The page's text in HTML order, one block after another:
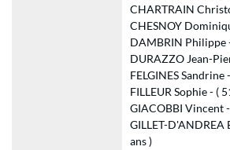
CHARTRAIN
CHESNOY
DAMBRIN Philippe
DURAZZO Jean-
FELGINES Sandrine
FILLEUR Sophie - (
GIACOBBI Vincent -
GILLET-D'ANDREA
ans )